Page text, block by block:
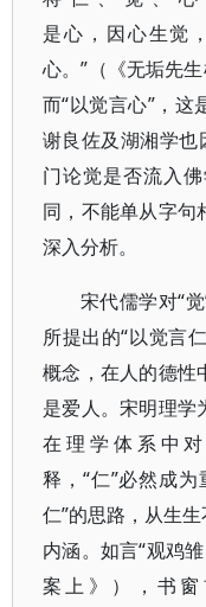
是心，因心生觉
心。”（《无垢先
而“以觉言心”，这
谢良佐及湖湘学也
门论觉是否流入
同，不能单从字句
深入分析。
宋代儒学对“
所提出的“以觉言
概念，在人的德性
是爱人。宋明理学
在理学体系中
释，“仁”必然成
仁”的思路，从生
内涵。如言“观鸡
案上》），书